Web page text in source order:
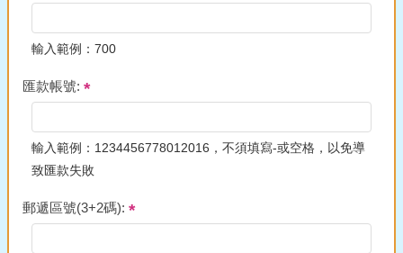
輸入範例：700
匯款帳號:
輸入範例：1234456778012016，不須填寫-或空格，以免導
致匯款失敗
郵遞區號(3+2碼):